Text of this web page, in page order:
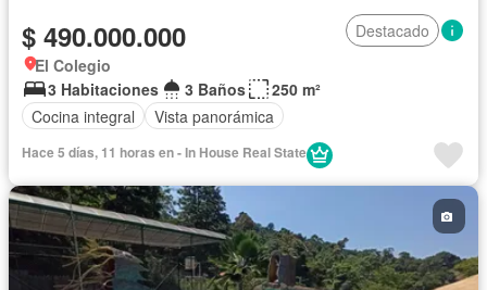
$ 490.000.000
Destacado
El Colegio
3 Habitaciones
3 Baños
250 m²
Cocina integral
Vista panorámica
Hace 5 días, 11 horas en - In House Real State